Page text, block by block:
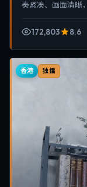
奏紧凑、画面清晰
172,803
8.6
香港 独播